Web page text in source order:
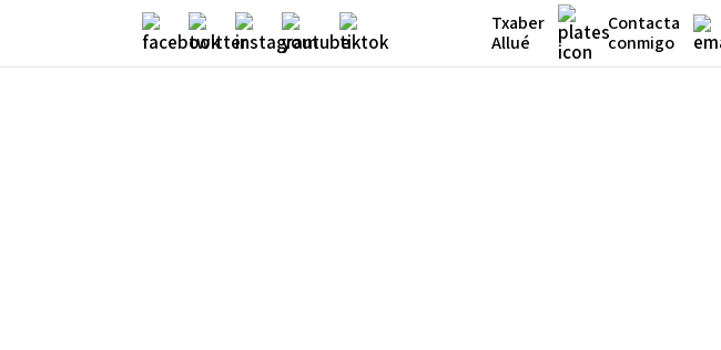
Txaber
Allué
Contacta
conmigo